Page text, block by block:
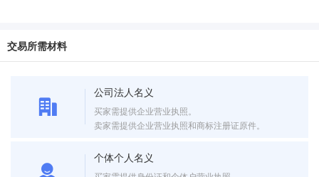
交易所需材料
公司法人名义
买家需提供企业营业执照。
卖家需提供企业营业执照和商标注册证原件。
个体个人名义